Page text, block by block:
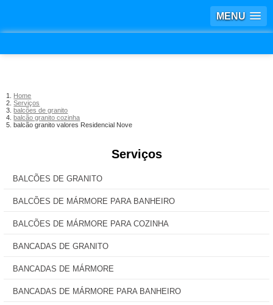
MENU
Home
Serviços
balcões de granito
balcão granito cozinha
balcão granito valores Residencial Nove
Serviços
BALCÕES DE GRANITO
BALCÕES DE MÁRMORE PARA BANHEIRO
BALCÕES DE MÁRMORE PARA COZINHA
BANCADAS DE GRANITO
BANCADAS DE MÁRMORE
BANCADAS DE MÁRMORE PARA BANHEIRO